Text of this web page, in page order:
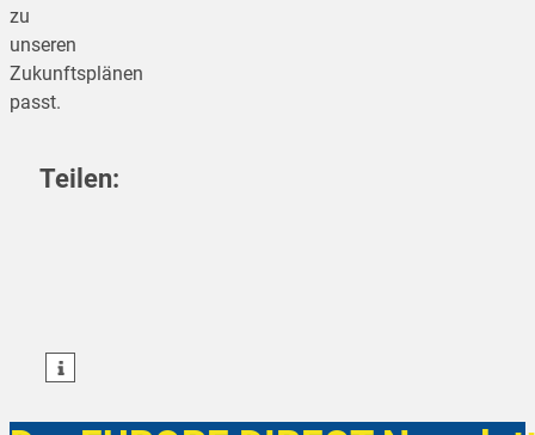
zu
unseren
Zukunftsplänen
passt.
Teilen:
teilen